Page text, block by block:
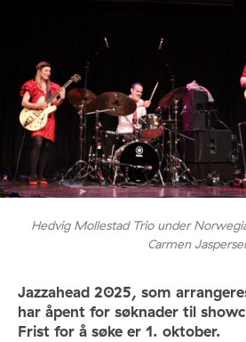
Hedvig Mollestad Trio under
Carmen
Jazzahead 2025, som
har åpent for søknader til
Frist for å søke er 1. oktober.